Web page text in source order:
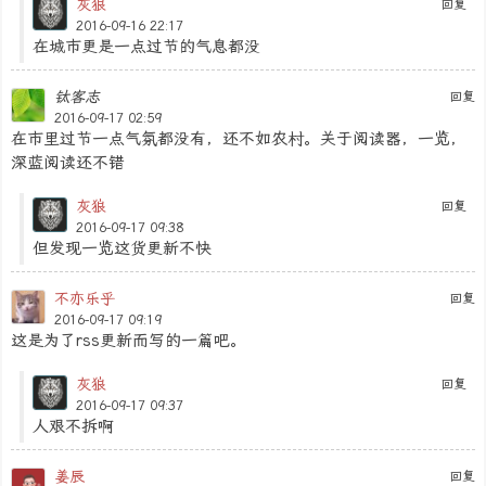
回复
灰狼
2016-09-16 22:17
在城市更是一点过节的气息都没
回复
钛客志
2016-09-17 02:59
在市里过节一点气氛都没有，还不如农村。关于阅读器，一览，
深蓝阅读还不错
回复
灰狼
2016-09-17 09:38
但发现一览这货更新不快
回复
不亦乐乎
2016-09-17 09:19
这是为了rss更新而写的一篇吧。
回复
灰狼
2016-09-17 09:37
人艰不拆啊
回复
姜辰